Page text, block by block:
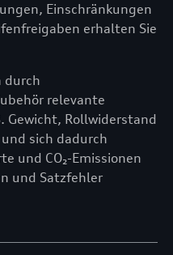
Einschränkungen
erhalten Sie
durch
relevante
Gewicht, Rollwiderstand
sich dadurch
und CO₂-Emissionen
und Satzfehler